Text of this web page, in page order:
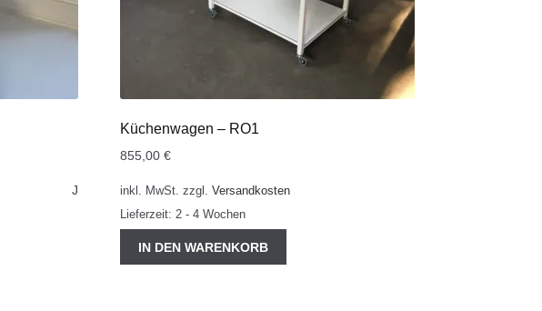
J
Küchenwagen – RO1
855,00€
inkl. MwSt. zzgl.Versandkosten
Lieferzeit:2 - 4 Wochen
IN DEN WARENKORB